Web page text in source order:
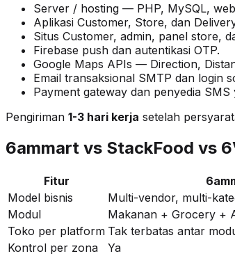
Server / hosting — PHP, MySQL,
Aplikasi Customer, Store, dan
Situs Customer, admin, panel store,
Firebase push dan autentikasi OTP.
Google Maps APIs — Direction,
Email transaksional SMTP dan login
Payment gateway dan penyedia SMS
Pengiriman 1-3 hari kerja setelah
6ammart vs StackFood vs
Fitur
Model bisnis
Multi-vendor, multi-
Modul
Makanan + Grocery +
Toko per platform Tak terbatas antar
Kontrol per zona
Ya